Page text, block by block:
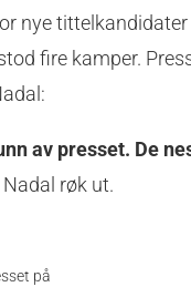
nye
fire kamper.
av presset. De
røk ut.
på